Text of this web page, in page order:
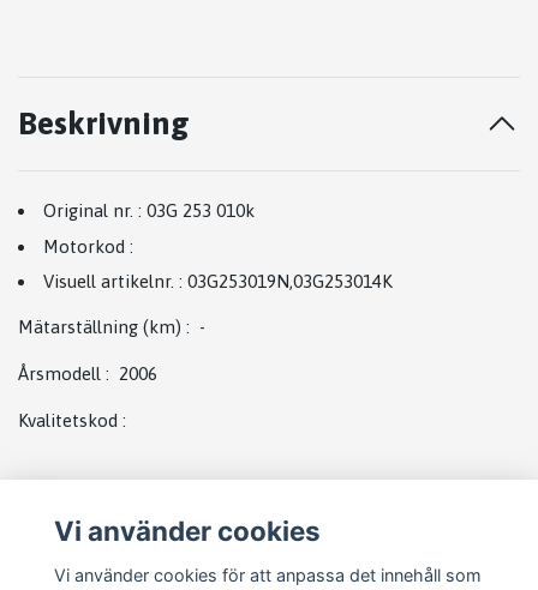
Beskrivning
Original nr. : 03G 253 010k
Motorkod :
Visuell artikelnr. : 03G253019N,03G253014K
Mätarställning (km) : -
Årsmodell : 2006
Kvalitetskod :
Vi använder cookies
Vi använder cookies för att anpassa det innehåll som